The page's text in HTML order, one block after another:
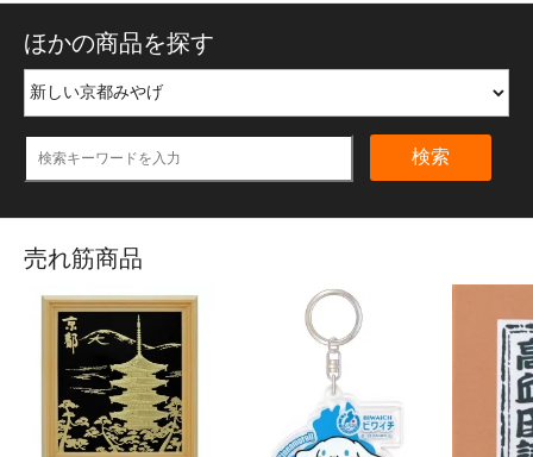
ほかの商品を探す
検索
売れ筋商品